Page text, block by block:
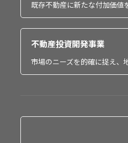
既存不動産に新たな付加価値
不動産投資開発事業
市場のニーズを的確に捉え、